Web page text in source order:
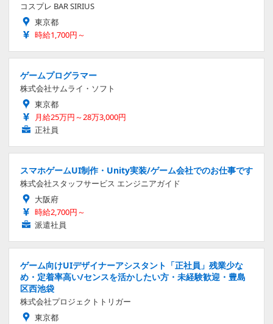
コスプレ BAR SIRIUS
東京都
時給1,700円～
ゲームプログラマー
株式会社サムライ・ソフト
東京都
月給25万円～28万3,000円
正社員
スマホゲームUI制作・Unity実装/ゲーム会社でのお仕事です
株式会社スタッフサービス エンジニアガイド
大阪府
時給2,700円～
派遣社員
ゲーム向けUIデザイナーアシスタント「正社員」残業少な
め・定着率高い/センスを活かしたい方・未経験歓迎・豊島
区西池袋
株式会社プロジェクトトリガー
東京都